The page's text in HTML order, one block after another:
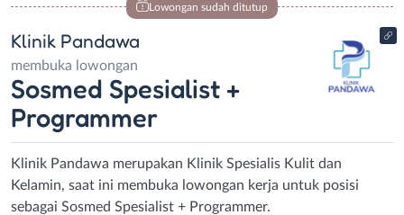
Lowongan sudah ditutup
Klinik Pandawa
membuka lowongan
Sosmed Spesialist +
Programmer
Klinik Pandawa merupakan Klinik Spesialis Kulit dan
Kelamin, saat ini membuka lowongan kerja untuk posisi
sebagai Sosmed Spesialist + Programmer.